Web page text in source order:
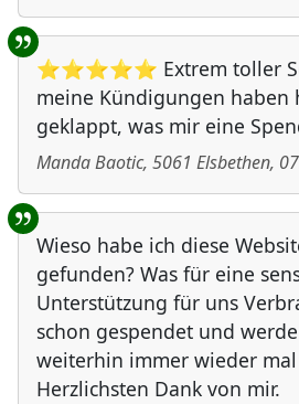
⭐⭐⭐⭐⭐ Extrem toller
meine Kündigungen haben
geklappt, was mir eine
Manda Baotic, 5061 Elsbethen,
Wieso habe ich diese
gefunden? Was für eine
Unterstützung für uns
schon gespendet und
weiterhin immer wieder
Herzlichsten Dank von mir.